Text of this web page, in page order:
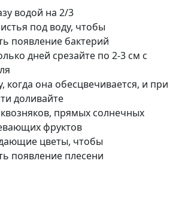
водой на 2/3
под воду, чтобы
появление бактерий
дней срезайте по 2-3 см с
когда она обесцвечивается, и при
доливайте
прямых солнечных
фруктов
цветы, чтобы
появление плесени